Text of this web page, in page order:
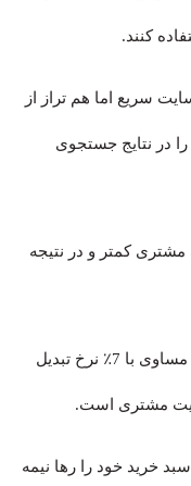
کنند.
سریع اما هم تراز از
در نتایج جستجوی
مشتری کمتر و در نتیجه
به طوری که هر ثانیه زمان بارگذاری بیشتر مساوی با 7٪ نرخ تبدیل
که سبد خرید خود را رها نیمه